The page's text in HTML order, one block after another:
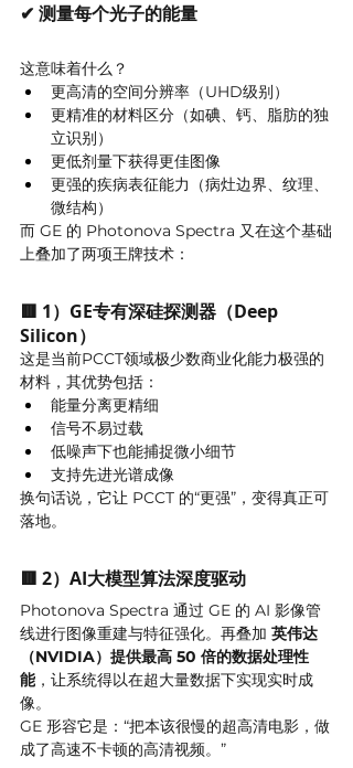
✔ 测量每个光子的能量
这意味着什么？
更高清的空间分辨率（UHD级别）
更精准的材料区分（如碘、钙、脂肪的独
立识别）
更低剂量下获得更佳图像
更强的疾病表征能力（病灶边界、纹理、
微结构）
而 GE 的 Photonova Spectra 又在这个基础
上叠加了两项王牌技术：
🟥 1）GE专有深硅探测器（Deep
Silicon）
这是当前PCCT领域极少数商业化能力极强的
材料，其优势包括：
能量分离更精细
信号不易过载
低噪声下也能捕捉微小细节
支持先进光谱成像
换句话说，它让 PCCT 的“更强”，变得真正可
落地。
🟥 2）AI大模型算法深度驱动
Photonova Spectra 通过 GE 的 AI 影像管
线进行图像重建与特征强化。再叠加 英伟达
（NVIDIA）提供最高 50 倍的数据处理性
能 ，让系统得以在超大量数据下实现实时成
像。
GE 形容它是：“把本该很慢的超高清电影，做
成了高速不卡顿的高清视频。”